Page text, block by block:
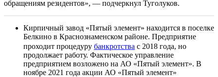
обращениям резидентов», — подчеркнул Туголуков.
Кирпичный завод «Пятый элемент» находится в поселке
Белкино в Краснознаменском районе. Предприятие
проходит процедуру банкротства с 2018 года, но
продолжает работу. Фактическое управление
предприятием возложено на АО «Пятый элемент». В
ноябре 2021 года акции АО «Пятый элемент»